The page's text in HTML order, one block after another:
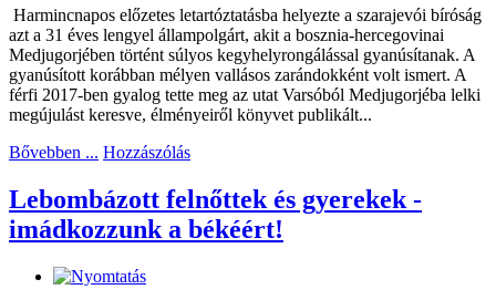
Harmincnapos előzetes letartóztatásba helyezte a szarajevói bíróság
azt a 31 éves lengyel állampolgárt, akit a bosznia-hercegovinai
Medjugorjében történt súlyos kegyhelyrongálással gyanúsítanak. A
gyanúsított korábban mélyen vallásos zarándokként volt ismert. A
férfi 2017-ben gyalog tette meg az utat Varsóból Medjugorjéba lelki
megújulást keresve, élményeiről könyvet publikált...
Bővebben ... Hozzászólás
Lebombázott felnőttek és gyerekek -
imádkozzunk a békéért!